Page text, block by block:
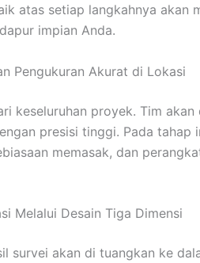
atas setiap langkahnya akan
impian Anda.
Pengukuran Akurat di Lokasi
keseluruhan proyek. Tim
presisi tinggi. Pada
memasak, dan
Melalui Desain Tiga Dimensi
survei akan di tuangkan ke